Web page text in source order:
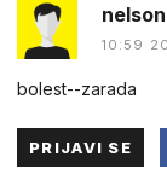
nelson
10:59
bolest--zarada
PRIJAVI SE